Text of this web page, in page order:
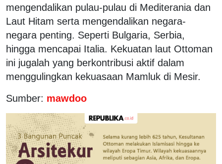
mengendalikan pulau-pulau di Mediterania dan
Laut Hitam serta mengendalikan negara-
negara penting. Seperti Bulgaria, Serbia,
hingga mencapai Italia. Kekuatan laut Ottoman
ini jugalah yang berkontribusi aktif dalam
menggulingkan kekuasaan Mamluk di Mesir.
Sumber: mawdoo